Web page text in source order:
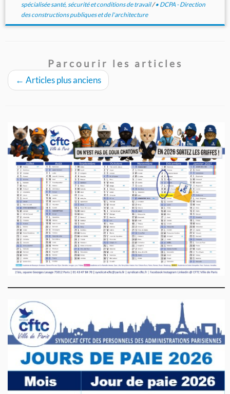
spécialisée santé, sécurité et conditions de travail/• DCPA - Direction
des constructions publiques et de l'architecture
Parcourir les articles
← Articles plus anciens